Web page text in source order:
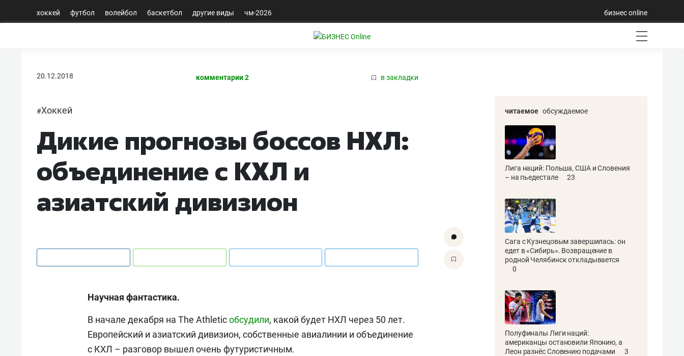
хоккей футбол волейбол баскетбол другие виды чм-2026 бизнес online
20.12.2018 комментарии 2 в закладки
#Хоккей
Дикие прогнозы боссов НХЛ:
объединение с КХЛ и
азиатский дивизион
Научная фантастика.
В начале декабря на The Athleticобсудили, какой будет НХЛ через 50 лет.
Европейский и азиатский дивизион, собственные авиалинии и объединение
с КХЛ – разговор вышел очень футуристичным.
читаемое обсуждаемое
Лига наций: Польша, США и Словения
– на пьедестале
23
Сага с Кузнецовым завершилась: он
едет в «Сибирь». Возвращение в
родной Челябинск откладывается
0
Полуфиналы Лиги наций:
американцы остановили Японию, а
Леон разнёс Словению подачами
3